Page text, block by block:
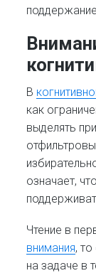
В
как
выделять
означает,
Чтение в
внимания,
на задаче в